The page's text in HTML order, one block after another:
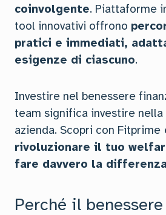
coinvolgente. Piattaforme
tool innovativi offrono
pratici e immediati,
esigenze di ciascuno.
Investire nel benessere
team significa investire
azienda. Scopri con Fitprime
rivoluzionare il tuo
fare davvero la
Perché il